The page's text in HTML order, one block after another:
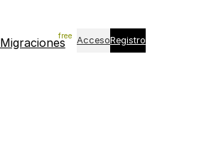
Migraciones AccesoRegistro